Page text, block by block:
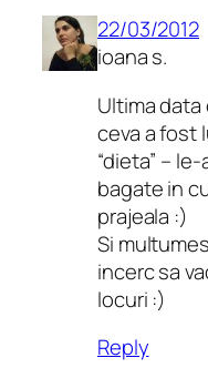
22/03/2012
ioana s.
Ultima
ceva a fost
“dieta” –
bagate in
prajeala :)
Si
incerc sa
locuri :)
Reply